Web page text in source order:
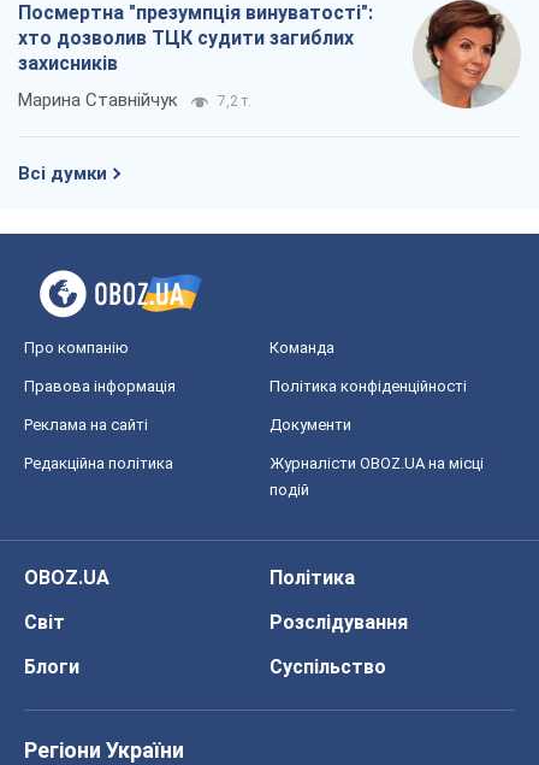
Посмертна "презумпція винуватості":
хто дозволив ТЦК судити загиблих
захисників
Марина Ставнійчук 7,2 т.
Всі думки
Про компанію Команда
Правова інформація Політика конфіденційності
Реклама на сайті Документи
Редакційна політика
Журналісти OBOZ.UA на місці
подій
OBOZ.UA
Політика
Світ
Розслідування
Блоги
Суспільство
Регіони України